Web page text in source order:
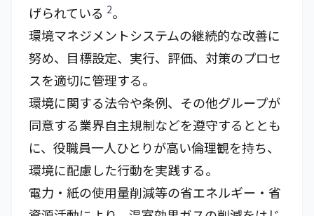
げられている 2。
環境マネジメントシステムの継続的な改善に
努め、目標設定、実行、評価、対策のプロセ
スを適切に管理する。
環境に関する法令や条例、その他グループが
同意する業界自主規制などを遵守するととも
に、役職員一人ひとりが高い倫理観を持ち、
環境に配慮した行動を実践する。
電力・紙の使用量削減等の省エネルギー・省